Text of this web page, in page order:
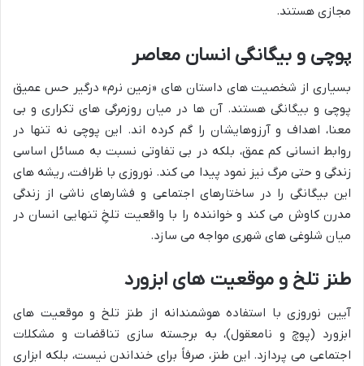
مجازی هستند.
پوچی و بیگانگی انسان معاصر
بسیاری از شخصیت های داستان های «زمین نرم» درگیر حس عمیق
پوچی و بیگانگی هستند. آن ها در میان روزمرگی های تکراری و بی
معنا، اهداف و آرزوهایشان را گم کرده اند. این پوچی نه تنها در
روابط انسانی کم عمق، بلکه در بی تفاوتی نسبت به مسائل اساسی
زندگی و حتی مرگ نیز نمود پیدا می کند. نوروزی با ظرافت، ریشه های
این بیگانگی را در ساختارهای اجتماعی و فشارهای ناشی از زندگی
مدرن کاوش می کند و خواننده را با واقعیت تلخِ تنهایی انسان در
میان شلوغی های شهری مواجه می سازد.
طنز تلخ و موقعیت های ابزورد
آیین نوروزی با استفاده هوشمندانه از طنز تلخ و موقعیت های
ابزورد (پوچ و نامعقول)، به برجسته سازی تناقضات و مشکلات
اجتماعی می پردازد. این طنز، صرفاً برای خنداندن نیست، بلکه ابزاری